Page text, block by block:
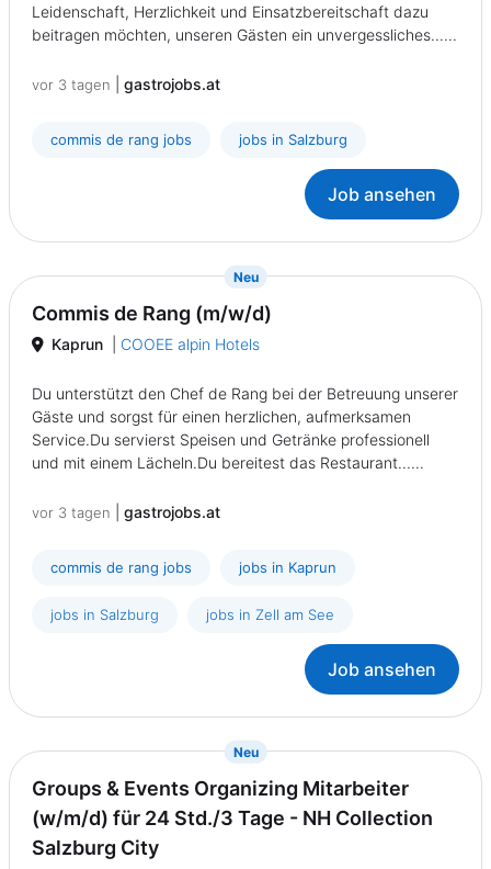
Leidenschaft, Herzlichkeit und Einsatzbereitschaft dazu
beitragen möchten, unseren Gästen ein unvergessliches......
vor 3 tagen gastrojobs.at
commis de rang jobs jobs in Salzburg
Job ansehen
Neu{prompt.job}
Commis de Rang (m/w/d)
Kaprun COOEE alpin Hotels
Du unterstützt den Chef de Rang bei der Betreuung unserer
Gäste und sorgst für einen herzlichen, aufmerksamen
Service.Du servierst Speisen und Getränke professionell
und mit einem Lächeln.Du bereitest das Restaurant......
vor 3 tagen gastrojobs.at
commis de rang jobs jobs in Kaprun
jobs in Salzburg jobs in Zell am See
Job ansehen
Neu{prompt.job}
Groups & Events Organizing Mitarbeiter
(w/m/d) für 24 Std./3 Tage - NH Collection
Salzburg City